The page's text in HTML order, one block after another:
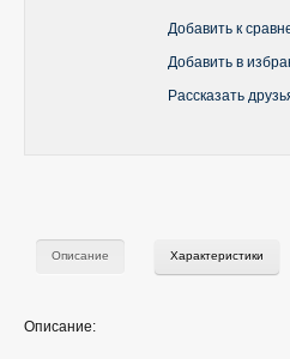
Добавить к
Добавить в
Рассказать
Описание Характеристики
Описание: